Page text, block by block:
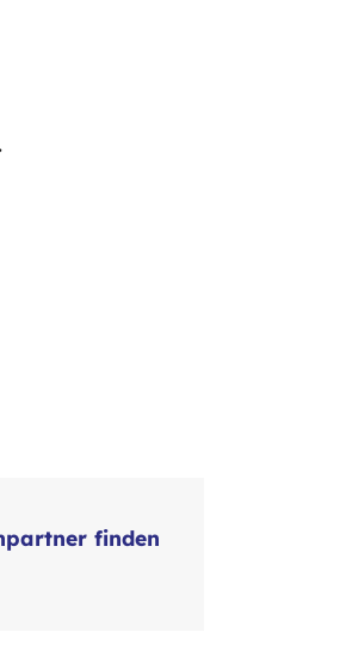
finden